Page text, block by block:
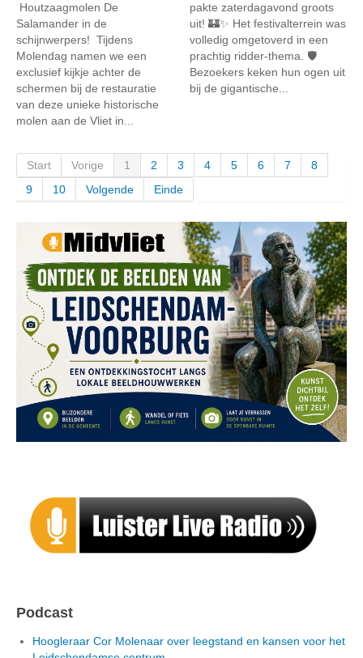
Houtzaagmolen De
Salamander in de
schijnwerpers! Tijdens
Molendag namen we een
exclusief kijkje achter de
schermen bij de restauratie
van deze unieke historische
molen aan de Vliet in...
pakte zaterdagavond groots
uit! 🏰✨ Het festivalterrein was
volledig omgetoverd in een
prachtig ridder-thema. 🛡️
Bezoekers keken hun ogen uit
bij de gigantische...
Start Vorige 1 2 3 4 5 6 7
8
9
10 Volgende Einde
Podcast
Hoogleraar Cor Molenaar over leegstand en kansen voor het